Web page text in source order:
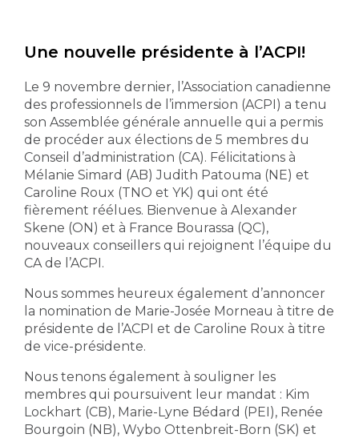
Une nouvelle présidente à l’ACPI!
Le 9 novembre dernier, l’Association canadienne
des professionnels de l’immersion (ACPI) a tenu
son Assemblée générale annuelle qui a permis
de procéder aux élections de 5 membres du
Conseil d’administration (CA). Félicitations à
Mélanie Simard (AB) Judith Patouma (NE) et
Caroline Roux (TNO et YK) qui ont été
fièrement réélues. Bienvenue à Alexander
Skene (ON) et à France Bourassa (QC),
nouveaux conseillers qui rejoignent l’équipe du
CA de l’ACPI.
Nous sommes heureux également d’annoncer
la nomination de Marie-Josée Morneau à titre de
présidente de l’ACPI et de Caroline Roux à titre
de vice-présidente.
Nous tenons également à souligner les
membres qui poursuivent leur mandat : Kim
Lockhart (CB), Marie-Lyne Bédard (PEI), Renée
Bourgoin (NB), Wybo Ottenbreit-Born (SK) et